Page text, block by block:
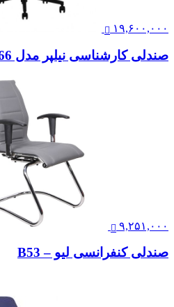
۱۹,۶۰۰,۰۰۰
صندلی کارشناسی نیلپر مدل OCT 666
۹,۲۵۱,۰۰۰
صندلی کنفرانسی لیو – B53